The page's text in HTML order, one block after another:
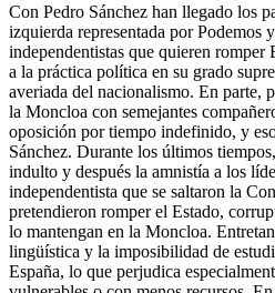
Con Pedro Sánchez han llegado los
izquierda representada por Podemos
independentistas que quieren romper
a la práctica política en su grado
averiada del nacionalismo. En parte,
la Moncloa con semejantes
oposición por tiempo indefinido, y
Sánchez. Durante los últimos
indulto y después la amnistía a los
independentista que se saltaron la
pretendieron romper el Estado,
lo mantengan en la Moncloa.
lingüística y la imposibilidad de
España, lo que perjudica